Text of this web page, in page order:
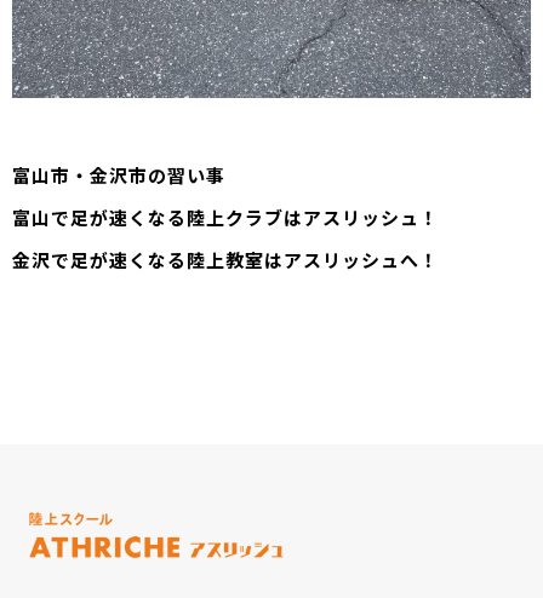
富山市・金沢市の習い事
富山で足が速くなる陸上クラブはアスリッシュ！
金沢で足が速くなる陸上教室はアスリッシュへ！